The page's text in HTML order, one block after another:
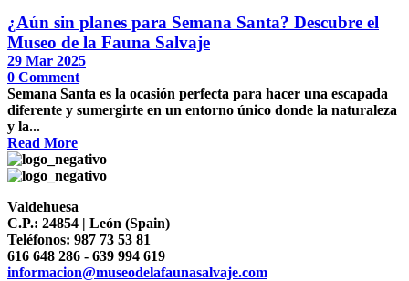
¿Aún sin planes para Semana Santa? Descubre el
Museo de la Fauna Salvaje
29 Mar 2025
0 Comment
Semana Santa es la ocasión perfecta para hacer una escapada
diferente y sumergirte en un entorno único donde la naturaleza
y la...
Read More
Valdehuesa
C.P.: 24854 | León (Spain)
Teléfonos: 987 73 53 81
616 648 286 - 639 994 619
informacion@museodelafaunasalvaje.com